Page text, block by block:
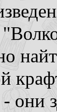
они